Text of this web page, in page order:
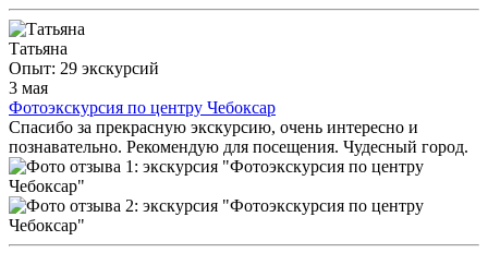
Татьяна
Опыт: 29 экскурсий
3 мая
Фотоэкскурсия по центру Чебоксар
Спасибо за прекрасную экскурсию, очень интересно и
познавательно. Рекомендую для посещения. Чудесный город.